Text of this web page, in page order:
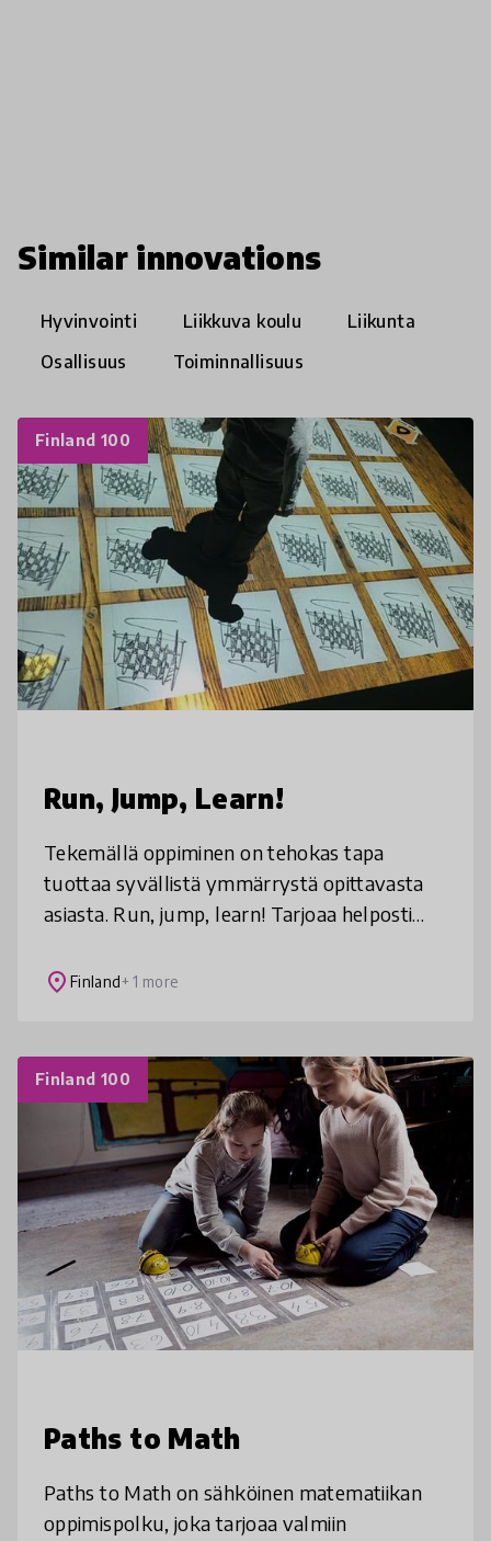
Similar innovations
Hyvinvointi Liikkuva koulu
Liikunta
Osallisuus
Toiminnallisuus
Finland 100
Run, Jump, Learn!
Tekemällä oppiminen on tehokas tapa
tuottaa syvällistä ymmärrystä opittavasta
asiasta. Run, jump, learn! Tarjoaa helposti
toiminnallistamista osaksi omaa opetusta.
place Finland+ 1 more
Finland 100
Paths to Math
Paths to Math on sähköinen matematiikan
oppimispolku, joka tarjoaa valmiin